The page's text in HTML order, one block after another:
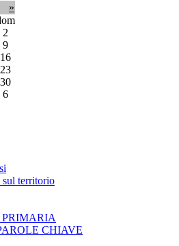
»
2
9
16
23
30
6
sul territorio
PRIMARIA
CHIAVE